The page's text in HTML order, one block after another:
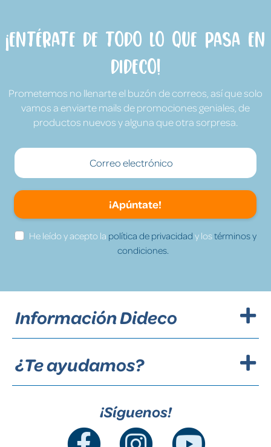
¡Entérate de todo lo que pasa en
Dideco!
Prometemos no llenarte el buzón de correos, así que solo
vamos a enviarte mails de promociones geniales, de
productos nuevos y alguna que otra sorpresa.
¡Apúntate!
He leído y acepto la política de privacidad y lostérminos y
condiciones.
Información Dideco
¿Te ayudamos?
¡Síguenos!